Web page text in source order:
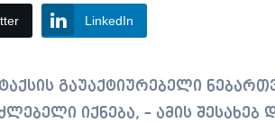
LinkedIn
იქნება, – ამის შესახებ